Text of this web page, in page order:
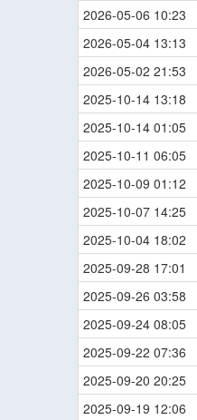
2026-05-06 10:23
2026-05-04 13:13
2026-05-02 21:53
2025-10-14 13:18
2025-10-14 01:05
2025-10-11 06:05
2025-10-09 01:12
2025-10-07 14:25
2025-10-04 18:02
2025-09-28 17:01
2025-09-26 03:58
2025-09-24 08:05
2025-09-22 07:36
2025-09-20 20:25
2025-09-19 12:06